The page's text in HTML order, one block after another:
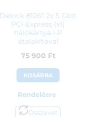
Delock 81261 2x 5 Gbit
PCI-Express (x1)
hálókártya LP
átalakítóval
75 900 Ft
KOSÁRBA
Rendelésre
Összevet